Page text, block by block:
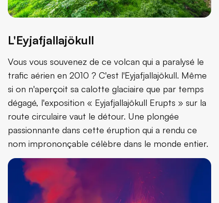
L'Eyjafjallajökull
Vous vous souvenez de ce volcan qui a paralysé le
trafic aérien en 2010 ? C'est l'Eyjafjallajökull. Même
si on n'aperçoit sa calotte glaciaire que par temps
dégagé, l'exposition « Eyjafjallajökull Erupts » sur la
route circulaire vaut le détour. Une plongée
passionnante dans cette éruption qui a rendu ce
nom imprononçable célèbre dans le monde entier.